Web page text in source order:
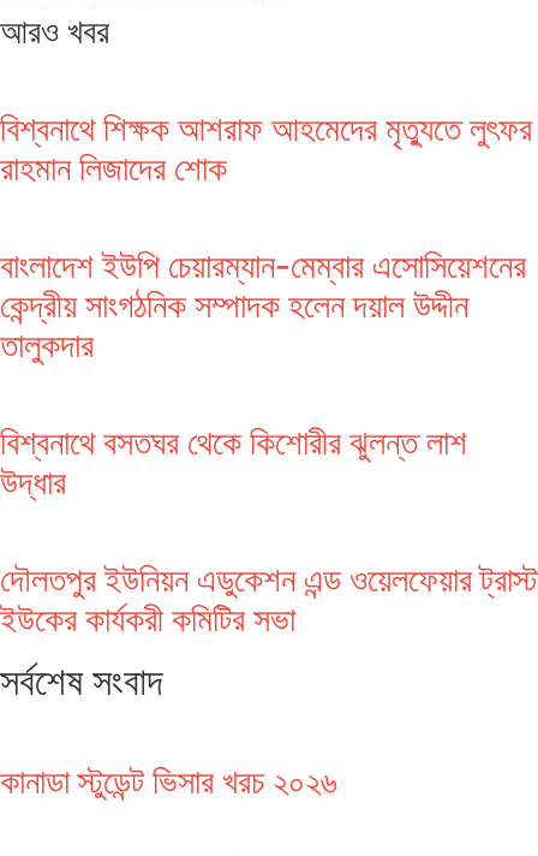
আরও খবর
বিশ্বনাথে শিক্ষক আশরাফ আহমেদের মৃত্যুতে লুৎফর
রাহমান লিজাদের শোক
বাংলাদেশ ইউপি চেয়ারম্যান-মেম্বার এসোসিয়েশনের
কেন্দ্রীয় সাংগঠনিক সম্পাদক হলেন দয়াল উদ্দীন
তালুকদার
বিশ্বনাথে বসতঘর থেকে কিশোরীর ঝুলন্ত লাশ
উদ্ধার
দৌলতপুর ইউনিয়ন এডুকেশন এন্ড ওয়েলফেয়ার ট্রাস্ট
ইউকের কার্যকরী কমিটির সভা
সর্বশেষ সংবাদ
কানাডা স্টুডেন্ট ভিসার খরচ ২০২৬